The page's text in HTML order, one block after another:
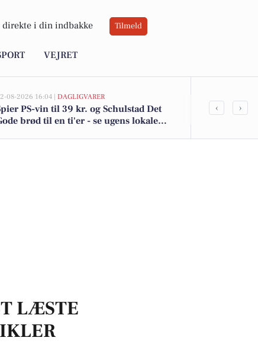
direkte i din indbakke Tilmeld
VEJRET
08-2026 16:04 | DAGLIGVARER
PS-vin til 39 kr. og Schulstad Det
brød til en ti'er - se ugens lokale
Hovvejen
‹ ›
LÆSTE